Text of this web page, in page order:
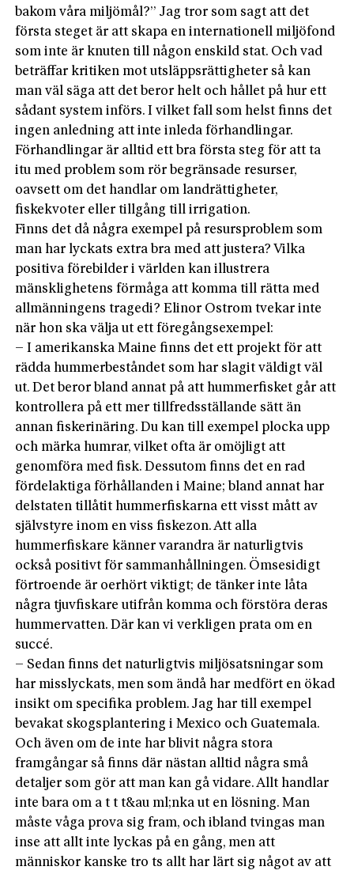
bakom våra miljömål?” Jag tror som sagt att det
första steget är att skapa en internationell miljöfond
som inte är knuten till någon enskild stat. Och vad
beträffar kritiken mot utsläppsrättigheter så kan
man väl säga att det beror helt och hållet på hur ett
sådant system införs. I vilket fall som helst finns det
ingen anledning att inte inleda förhandlingar.
Förhandlingar är alltid ett bra första steg för att ta
itu med problem som rör begränsade resurser,
oavsett om det handlar om landrättigheter,
fiskekvoter eller tillgång till irrigation.
Finns det då några exempel på resursproblem som
man har lyckats extra bra med att justera? Vilka
positiva förebilder i världen kan illustrera
mänsklighetens förmåga att komma till rätta med
allmänningens tragedi? Elinor Ostrom tvekar inte
när hon ska välja ut ett föregångsexempel:
– I amerikanska Maine finns det ett projekt för att
rädda hummerbeståndet som har slagit väldigt väl
ut. Det beror bland annat på att hummerfisket går att
kontrollera på ett mer tillfredsställande sätt än
annan fiskerinäring. Du kan till exempel plocka upp
och märka humrar, vilket ofta är omöjligt att
genomföra med fisk. Dessutom finns det en rad
fördelaktiga förhållanden i Maine; bland annat har
delstaten tillåtit hummerfiskarna ett visst mått av
självstyre inom en viss fiskezon. Att alla
hummerfiskare känner varandra är naturligtvis
också positivt för sammanhållningen. Ömsesidigt
förtroende är oerhört viktigt; de tänker inte låta
några tjuvfiskare utifrån komma och förstöra deras
hummervatten. Där kan vi verkligen prata om en
succé.
– Sedan finns det naturligtvis miljösatsningar som
har misslyckats, men som ändå har medfört en ökad
insikt om specifika problem. Jag har till exempel
bevakat skogsplantering i Mexico och Guatemala.
Och även om de inte har blivit några stora
framgångar så finns där nästan alltid några små
detaljer som gör att man kan gå vidare. Allt handlar
inte bara om a t t t&au ml;nka ut en lösning. Man
måste våga prova sig fram, och ibland tvingas man
inse att allt inte lyckas på en gång, men att
människor kanske tro ts allt har lärt sig något av att